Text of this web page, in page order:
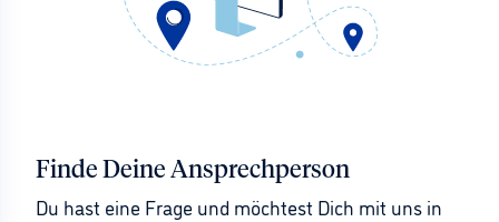
Finde Deine Ansprechperson
Du hast eine Frage und möchtest Dich mit uns in